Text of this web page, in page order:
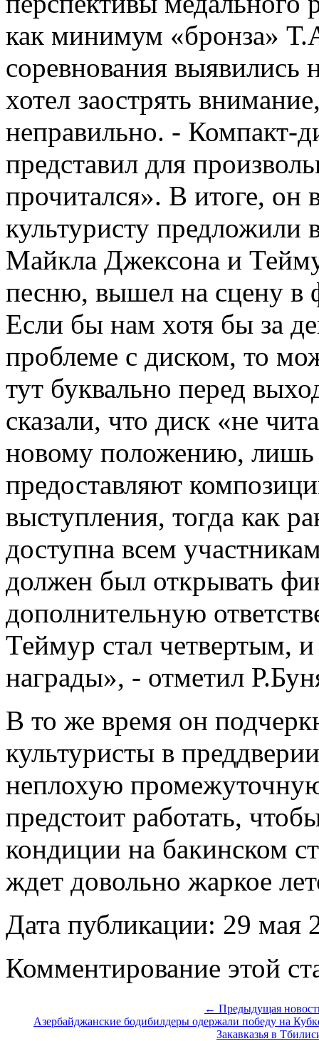
как минимум «бронза»
соревнования
хотел заострять
неправильно. - Компакт-
представил для
прочитался». В итоге, он
культуристу
Майкла Джексона и
песню, вышел на сцену в
Если бы нам хотя бы за
проблеме с диском, то
тут буквально перед
сказали, что диск «не
новому положению,
предоставляют
выступления, тогда как
доступна всем
должен был открывать
дополнительную
Теймур стал четвертым,
награды», - отметил
В то же время он
культуристы в
неплохую
предстоит работать,
кондиции на бакинском
ждет довольно жаркое
Дата публикации: 29 мая
Комментирование этой
← Предыдущая
Азербайджанские бодибилдеры одержали победу на
Закавказья в